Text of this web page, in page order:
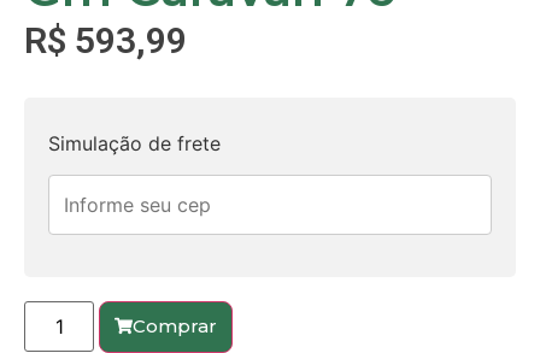
R$ 593,99
Simulação de frete
Comprar